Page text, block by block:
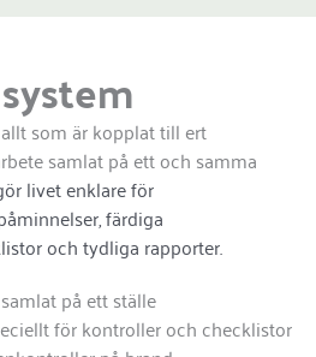
som är kopplat till ert
samlat på ett och samma
livet enklare för
färdiga
och tydliga rapporter.
på ett ställe
för kontroller och checklistor